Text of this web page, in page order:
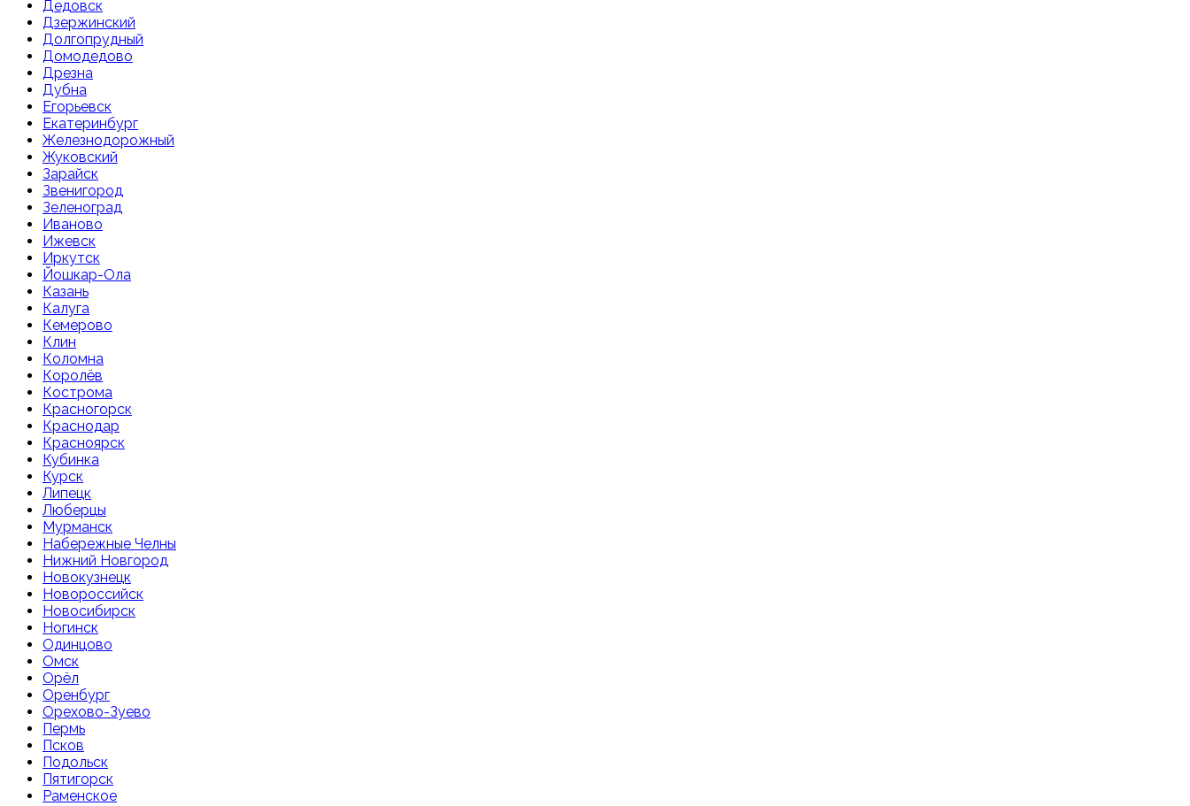
Дедовск
Дзержинский
Долгопрудный
Домодедово
Дрезна
Дубна
Егорьевск
Екатеринбург
Железнодорожный
Жуковский
Зарайск
Звенигород
Зеленоград
Иваново
Ижевск
Иркутск
Йошкар-Ола
Казань
Калуга
Кемерово
Клин
Коломна
Королёв
Кострома
Красногорск
Краснодар
Красноярск
Кубинка
Курск
Липецк
Люберцы
Мурманск
Набережные Челны
Нижний Новгород
Новокузнецк
Новороссийск
Новосибирск
Ногинск
Одинцово
Омск
Орёл
Оренбург
Орехово-Зуево
Пермь
Псков
Подольск
Пятигорск
Раменское